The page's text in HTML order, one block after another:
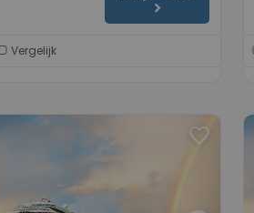
chevron_right
Vergelijk
favorite